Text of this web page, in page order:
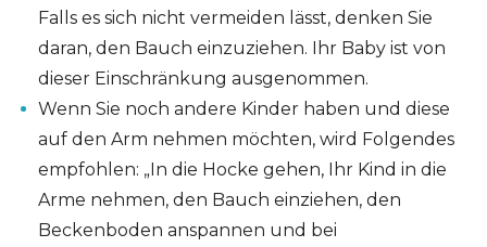
Falls es sich nicht vermeiden lässt, denken Sie
daran, den Bauch einzuziehen. Ihr Baby ist von
dieser Einschränkung ausgenommen.
Wenn Sie noch andere Kinder haben und diese
auf den Arm nehmen möchten, wird Folgendes
empfohlen: „In die Hocke gehen, Ihr Kind in die
Arme nehmen, den Bauch einziehen, den
Beckenboden anspannen und bei